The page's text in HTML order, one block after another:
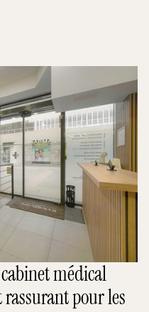
médical
pour les